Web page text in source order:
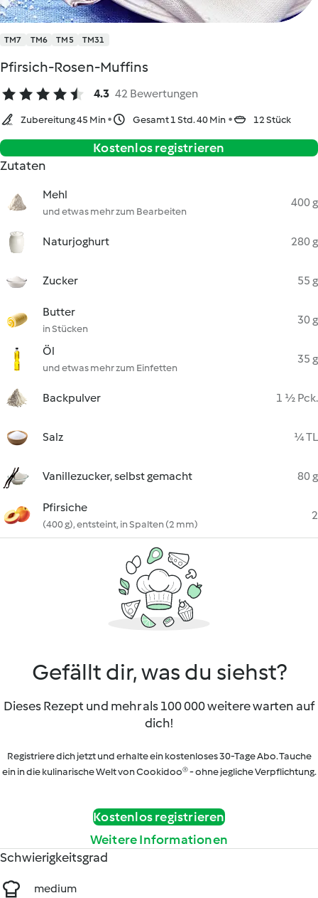
TM7 TM6 TM5 TM31
Pfirsich-Rosen-Muffins
4.3 42 Bewertungen
Zubereitung 45 Min Gesamt 1 Std. 40 Min 12 Stück
Kostenlos registrieren
Zutaten
Mehl
und etwas mehr zum Bearbeiten
400 g
Naturjoghurt 280 g
Zucker 55 g
Butter
in Stücken
30 g
Öl
und etwas mehr zum Einfetten
35 g
Backpulver 1 ½ Pck.
Salz ¼ TL
Vanillezucker, selbst gemacht 80 g
Pfirsiche
(400 g), entsteint, in Spalten (2 mm)
2
Gefällt dir, was du siehst?
Dieses Rezept und mehr als 100 000 weitere warten auf
dich!
Registriere dich jetzt und erhalte ein kostenloses 30-Tage Abo. Tauche
ein in die kulinarische Welt von Cookidoo® - ohne jegliche Verpflichtung.
Kostenlos registrieren
Weitere Informationen
Schwierigkeitsgrad
medium